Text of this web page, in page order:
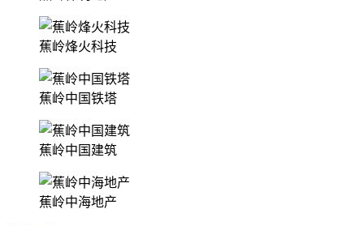
蕉岭烽火科技
蕉岭中国铁塔
蕉岭中国建筑
蕉岭中海地产